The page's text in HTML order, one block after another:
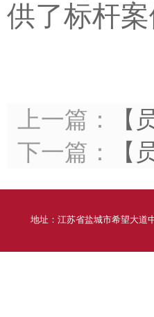
供了标杆案
上一篇：
【
下一篇：
【
地址：江苏省盐城市希望大道